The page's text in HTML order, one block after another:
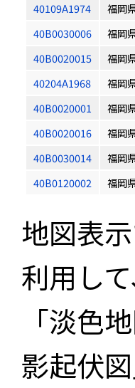
40109A1974
福岡
40B0030006
福岡
40B0020015
福岡
40204A1968
福岡
40B0020001
福岡
40B0020016
福岡
40B0030014
福岡
40B0120002
福岡
地図表
利用し
「淡色
影起伏